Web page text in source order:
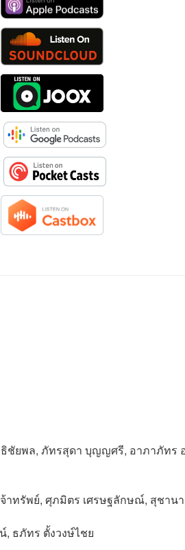
ชัยพล, ภัทรสุดา บุญญศรี, อาภาภัทร
ทรัพย์, ศุภมิตร เศรษฐลักษณ์, สุชาน
ธภัทร ตั้งวงษ์ไชย